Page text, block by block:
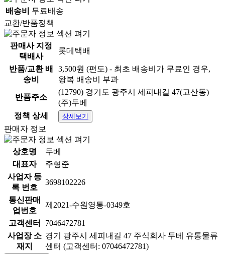
배송비
무료배송
교환/반품정책
판매사 지정
택배사
롯데택배
반품/교환 배
송비
3,500원 (편도) - 최초 배송비가 무료인 경우,
왕복 배송비 부과
반품주소
(12790) 경기도 광주시 세피내길 47(고산동)
(주)두베
정책 상세
상세보기
판매자 정보
상호명
두베
대표자
주형준
사업자 등
록 번호
3698102226
통신판매
업번호
제2021-수원영통-0349호
고객센터
7046472781
사업장 소
재지
경기 광주시 세피내길 47 주식회사 두베 유통물류
센터 (고객센터: 07046472781)